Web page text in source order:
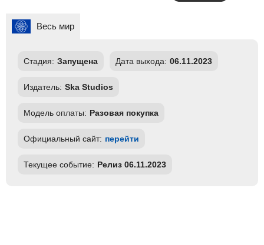
Весь мир
Стадия: Запущена Дата выхода: 06.11.2023
Издатель: Ska Studios
Модель оплаты: Разовая покупка
Официальный сайт: перейти
Текущее событие: Релиз 06.11.2023